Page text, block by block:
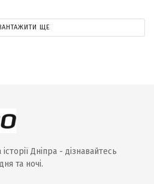
ЩЕ
Дніпра - дізнавайтесь
та ночі.